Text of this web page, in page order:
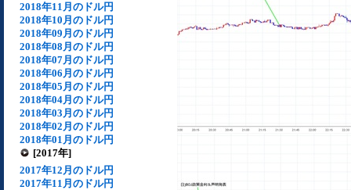
2018年11月のドル円
2018年10月のドル円
2018年09月のドル円
2018年08月のドル円
2018年07月のドル円
2018年06月のドル円
2018年05月のドル円
2018年04月のドル円
2018年03月のドル円
2018年02月のドル円
2018年01月のドル円
[2017年]
2017年12月のドル円
2017年11月のドル円